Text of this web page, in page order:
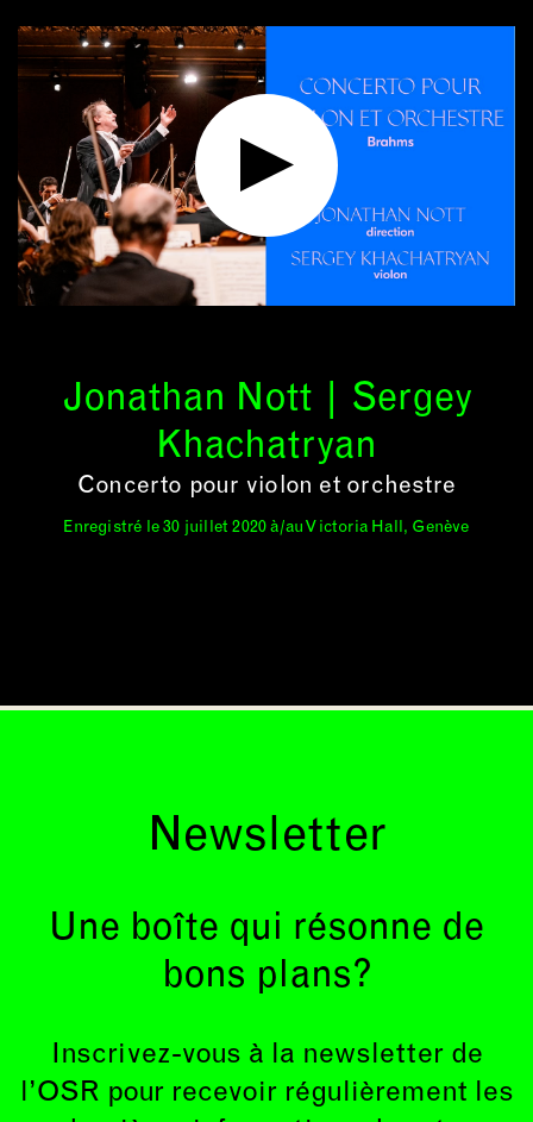
Jonathan Nott | Sergey
Khachatryan
Concerto pour violon et orchestre
Enregistré le 30 juillet 2020 à/au Victoria Hall, Genève
Newsletter
Une boîte qui résonne de
bons plans?
Inscrivez-vous à la newsletter de
l’OSR pour recevoir régulièrement les